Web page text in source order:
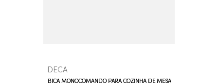
DECA
BICA MONOCOMANDO PARA COZINHA DE MESA